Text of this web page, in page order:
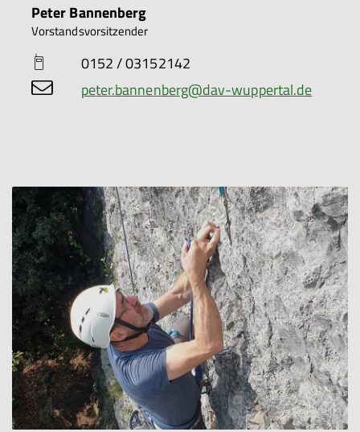
Peter Bannenberg
Vorstandsvorsitzender
0152 / 03152142
peter.bannenberg@dav-wuppertal.de